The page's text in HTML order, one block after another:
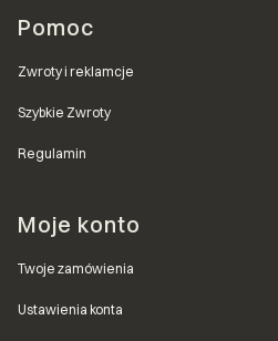
Linki w stopce
Pomoc
Zwroty i reklamcje
Szybkie Zwroty
Regulamin
Moje konto
Twoje zamówienia
Ustawienia konta